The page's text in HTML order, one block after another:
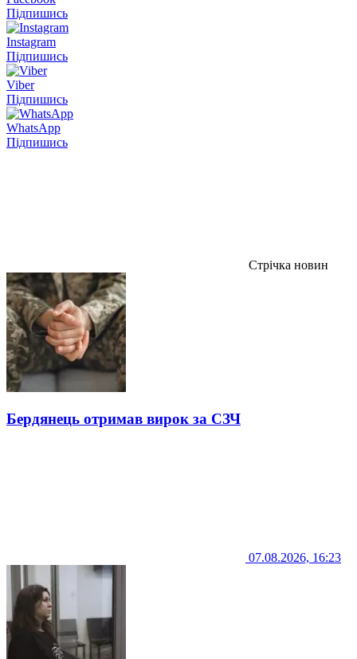
Підпишись
Instagram
Підпишись
Viber
Підпишись
WhatsApp
Підпишись
Стрічка новин
Бердянець отримав вирок за СЗЧ
07.08.2026, 16:23